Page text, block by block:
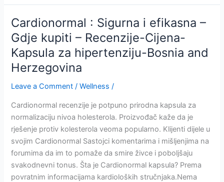
Kapsule
-
Sigurne
i
efikasne
-
kupiti?
-
Recenzije-
Cijena-
Prednosti-
Bosnia
and
Herzegovina
Cardionormal : Sigurna i efikasna –
Gdje kupiti – Recenzije-Cijena-
Kapsula za hipertenziju-Bosnia and
Herzegovina
Leave a Comment /Wellness /
Cardionormal recenzije je potpuno prirodna kapsula za
normalizaciju nivoa holesterola. Proizvođač kaže da je
rješenje protiv kolesterola veoma popularno. Klijenti dijele u
svojim Cardionormal Sastojci komentarima i mišljenjima na
forumima da im to pomaže da smire živce i poboljšaju
svakodnevni tonus. Šta je Cardionormal kapsula? Prema
povratnim informacijama kardioloških stručnjaka.Nema